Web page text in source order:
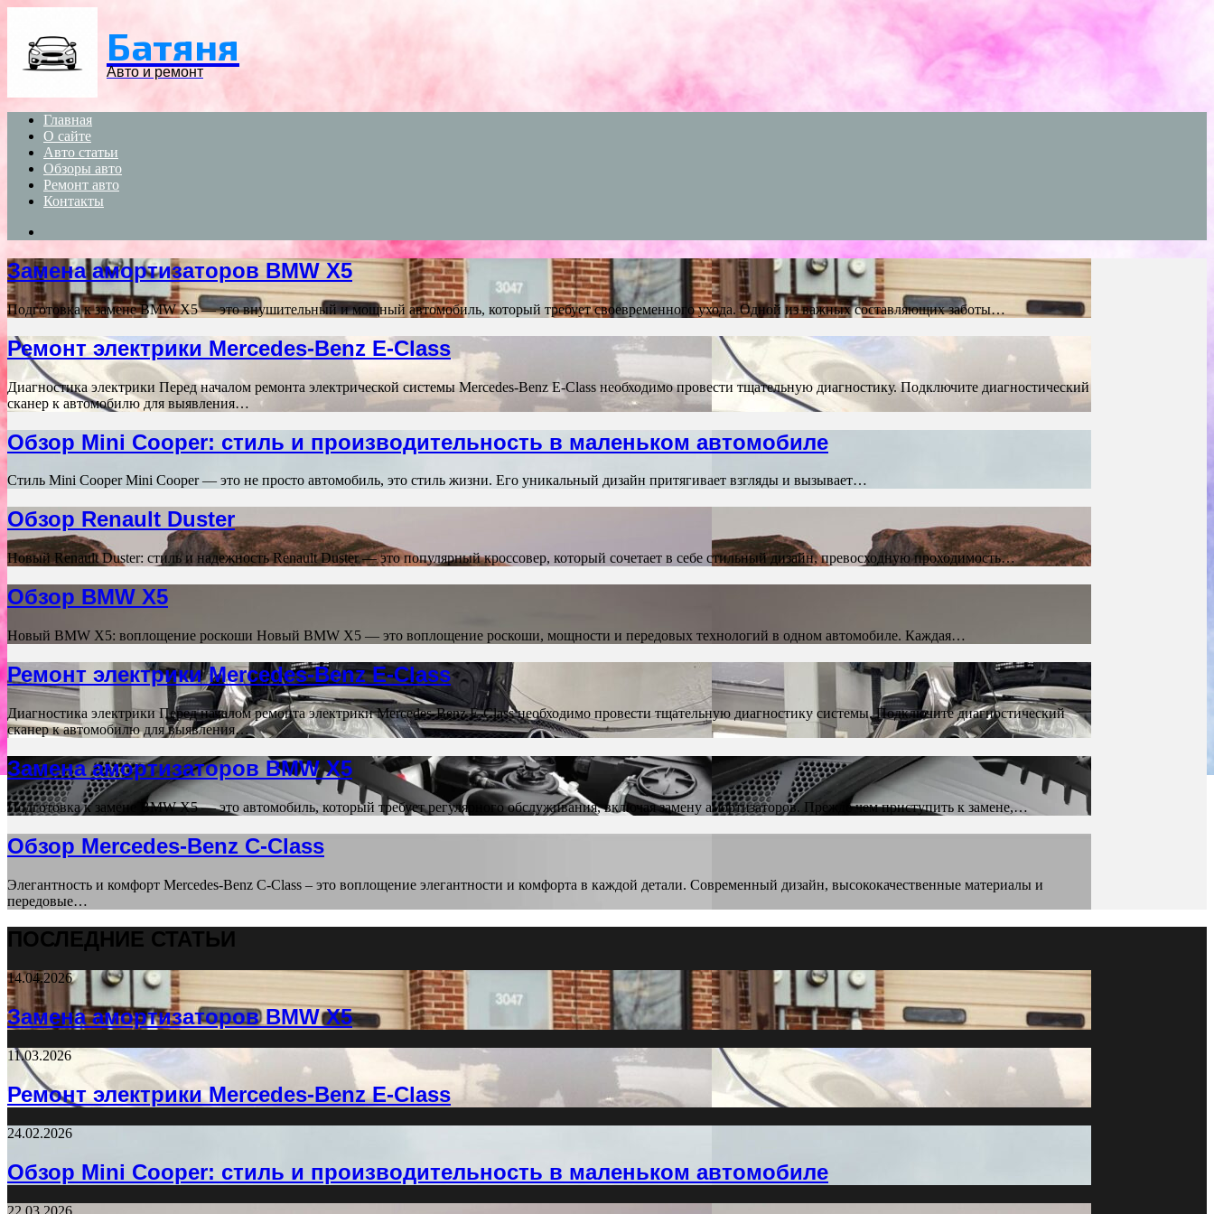
Батяня
Авто и ремонт
Главная
О сайте
Авто статьи
Обзоры авто
Ремонт авто
Контакты
Замена амортизаторов BMW X5
Подготовка к замене BMW X5 — это внушительный и мощный автомобиль, который требует своевременного ухода. Одной из важных составляющих заботы…
Ремонт электрики Mercedes-Benz E-Class
Диагностика электрики Перед началом ремонта электрической системы Mercedes-Benz E-Class необходимо провести тщательную диагностику. Подключите диагностический
сканер к автомобилю для выявления…
Обзор Mini Cooper: стиль и производительность в маленьком автомобиле
Стиль Mini Cooper Mini Cooper — это не просто автомобиль, это стиль жизни. Его уникальный дизайн притягивает взгляды и вызывает…
Обзор Renault Duster
Новый Renault Duster: стиль и надежность Renault Duster — это популярный кроссовер, который сочетает в себе стильный дизайн, превосходную проходимость…
Обзор BMW X5
Новый BMW X5: воплощение роскоши Новый BMW X5 — это воплощение роскоши, мощности и передовых технологий в одном автомобиле. Каждая…
Ремонт электрики Mercedes-Benz E-Class
Диагностика электрики Перед началом ремонта электрики Mercedes-Benz E-Class необходимо провести тщательную диагностику системы. Подключите диагностический
сканер к автомобилю для выявления…
Замена амортизаторов BMW X5
Подготовка к замене BMW X5 — это автомобиль, который требует регулярного обслуживания, включая замену амортизаторов. Прежде чем приступить к замене,…
Обзор Mercedes-Benz C-Class
Элегантность и комфорт Mercedes-Benz C-Class – это воплощение элегантности и комфорта в каждой детали. Современный дизайн, высококачественные материалы и
передовые…
ПОСЛЕДНИЕ СТАТЬИ
14.04.2026
Замена амортизаторов BMW X5
11.03.2026
Ремонт электрики Mercedes-Benz E-Class
24.02.2026
Обзор Mini Cooper: стиль и производительность в маленьком автомобиле
22.03.2026